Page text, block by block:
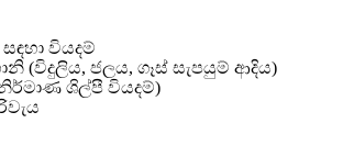
වියදම්
(විදුලිය, ජලය, ගෑස් සැපයුම් ආදිය)
ශිල්පී වියදම්)